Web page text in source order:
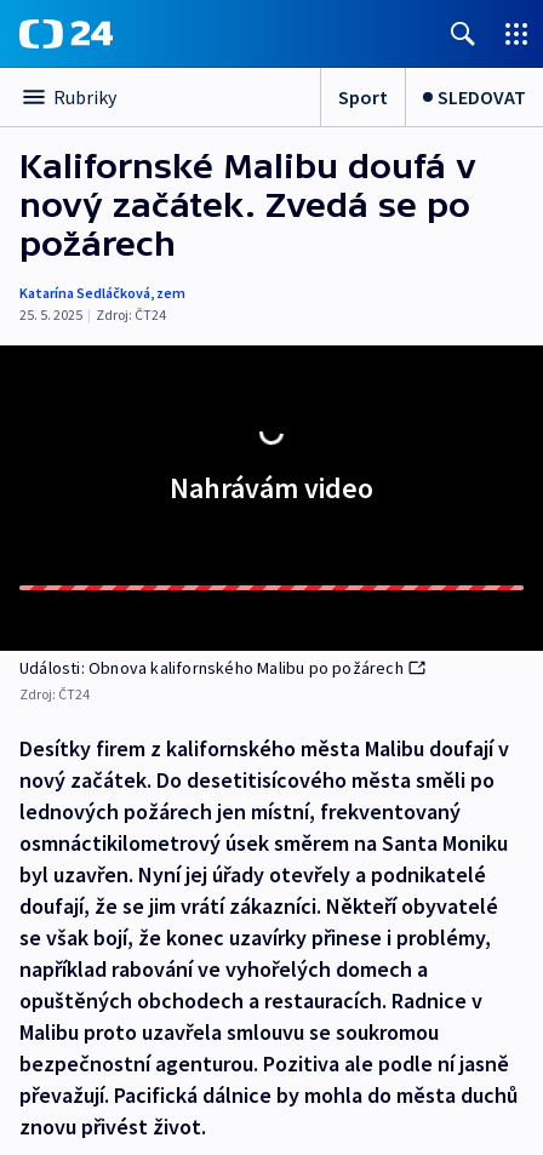
Rubriky Sport SLEDOVAT
Kalifornské Malibu doufá v
nový začátek. Zvedá se po
požárech
Katarína Sedláčková, zem
25. 5. 2025 | Zdroj: ČT24
Nahrávám video
Události: Obnova kalifornského Malibu po požárech
Zdroj: ČT24
Desítky firem z kalifornského města Malibu doufají v
nový začátek. Do desetitisícového města směli po
lednových požárech jen místní, frekventovaný
osmnáctikilometrový úsek směrem na Santa Moniku
byl uzavřen. Nyní jej úřady otevřely a podnikatelé
doufají, že se jim vrátí zákazníci. Někteří obyvatelé
se však bojí, že konec uzavírky přinese i problémy,
například rabování ve vyhořelých domech a
opuštěných obchodech a restauracích. Radnice v
Malibu proto uzavřela smlouvu se soukromou
bezpečnostní agenturou. Pozitiva ale podle ní jasně
převažují. Pacifická dálnice by mohla do města duchů
znovu přivést život.